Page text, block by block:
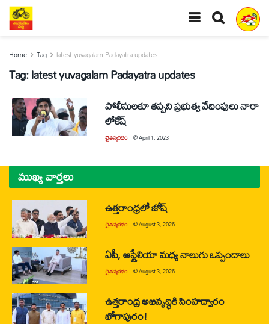
Home Tag latest yuvagalam Padayatra updates
Tag:latest yuvagalam Padayatra updates
పోలీసులకూ తప్పని ప్రభుత్వ వేధింపులు నారా
లోకేష్
చైతన్యరధం @April 1, 2023
ముఖ్య వార్తలు
ఉత్తరాంధ్రలో జోష్
చైతన్యరధం @August 3, 2026
ఏపీ, ఆస్ట్రేలియా మధ్య నాలుగు ఒప్పందాలు
చైతన్యరధం @August 3, 2026
ఉత్తరాంధ్ర అభివృద్ధికి సింహద్వారం
భోగాపురం!